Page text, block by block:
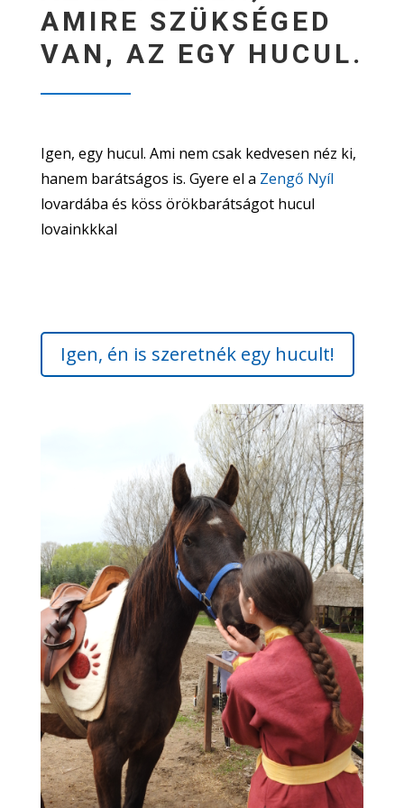
AMIRE SZÜKSÉGED
VAN, AZ EGY HUCUL.
Igen, egy hucul. Ami nem csak kedvesen néz ki,
hanem barátságos is. Gyere el a Zengő Nyíl
lovardába és köss örökbarátságot hucul
lovainkkkal
Igen, én is szeretnék egy hucult!